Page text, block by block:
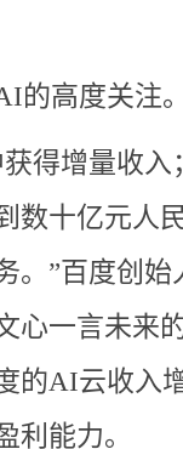
的高度关注
得增量收入
数十亿元人
。”百度创始
心一言未来
的AI云收入
利能力。